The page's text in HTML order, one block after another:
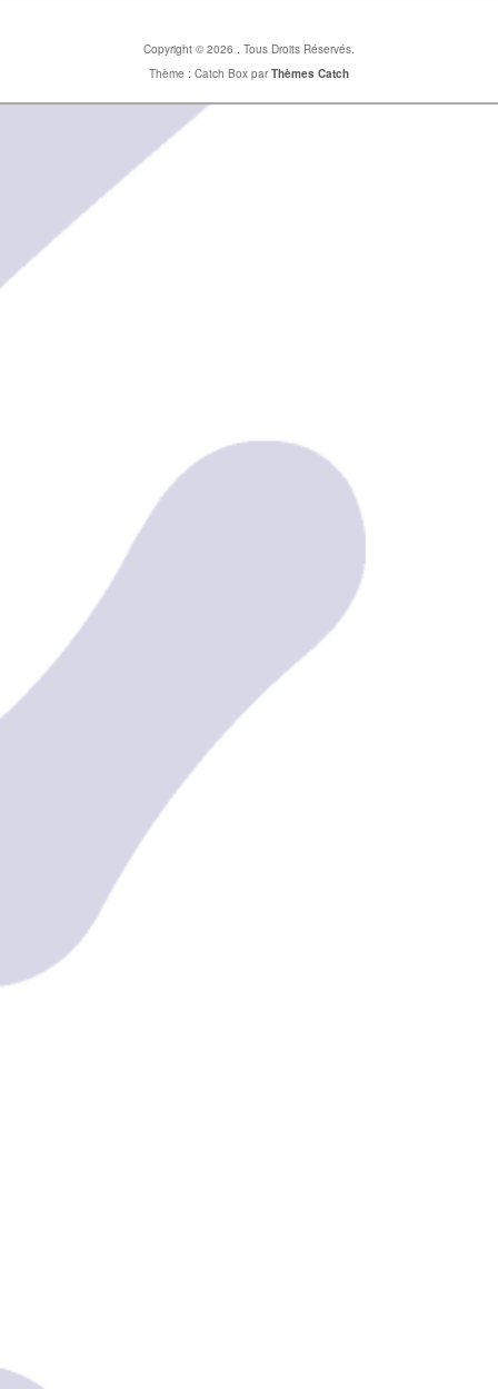
Copyright © 2026
. Tous Droits Réservés.
Thème : Catch Box parThèmes Catch